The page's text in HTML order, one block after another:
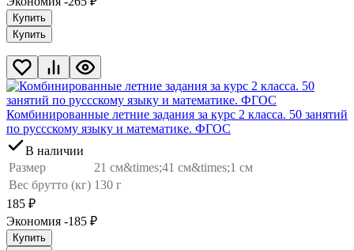
Купить
Купить
Комбинированные летние задания за курс 2 класса. 50 занятий
по руссскому языку и математике. ФГОС
В наличии
Размер
21 см&times;41 см&times;1 см
Вес брутто (кг) 130 г
185 ₽
Экономия -185 ₽
Купить